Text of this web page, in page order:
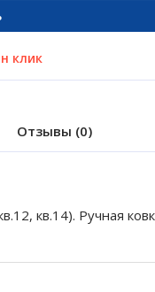
клик
Отзывы (0)
кв.14). Ручная